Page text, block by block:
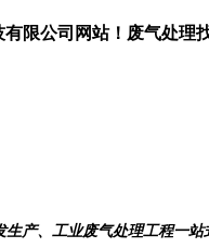
限公司网站！废气处理
生产、工业废气处理工程一站